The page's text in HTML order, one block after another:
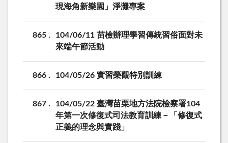
現海角新樂園」淨灘專案
865
104/06/11 苗檢辦理學習傳統習俗面對未
來端午節活動
866 104/05/26 實習榮觀特別訓練
867
104/05/22 臺灣苗栗地方法院檢察署104
年第一次修復式司法教育訓練－「修復式
正義的理念與實踐」